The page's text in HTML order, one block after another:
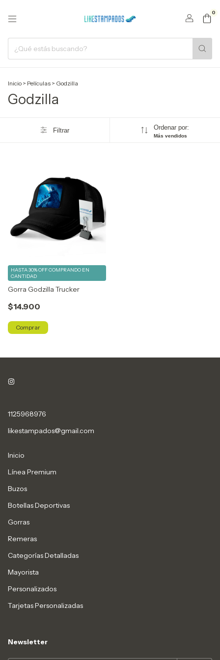
0
Inicio > Películas > Godzilla
Godzilla
Filtrar Ordenar por:
Más vendidos
Gorra Godzilla Trucker
$14.900
HASTA 30% OFFCOMPRANDO EN
CANTIDAD
Comprar
1125968976
likestampados@gmail.com
Inicio
Línea Premium
Buzos
Botellas Deportivas
Gorras
Remeras
Categorías Detalladas
Mayorista
Personalizados
Tarjetas Personalizadas
Newsletter